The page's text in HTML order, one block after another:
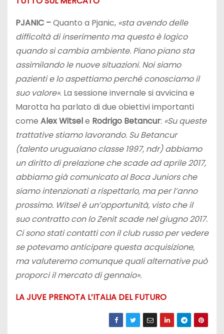
PJANIC –Quanto a Pjanic, «sta avendo delle
difficoltà di inserimento ma questo è logico
quando si cambia ambiente. Piano piano sta
assimilando le nuove situazioni. Noi siamo
pazienti e lo aspettiamo perché conosciamo il
suo valore». La sessione invernale si avvicina e
Marotta ha parlato di due obiettivi importanti
come Alex Witsele Rodrigo Betancur: «Su queste
trattative stiamo lavorando. Su Betancur
(talento uruguaiano classe 1997, ndr) abbiamo
un diritto di prelazione che scade ad aprile 2017,
abbiamo già comunicato al Boca Juniors che
siamo intenzionati a rispettarlo, ma per l’anno
prossimo. Witsel è un’opportunità, visto che il
suo contratto con lo Zenit scade nel giugno 2017.
Ci sono stati contatti con il club russo per vedere
se potevamo anticipare questa acquisizione,
ma valuteremo comunque quali alternative può
proporci il mercato di gennaio».
LA JUVE PRENOTA L’ITALIA DEL FUTURO